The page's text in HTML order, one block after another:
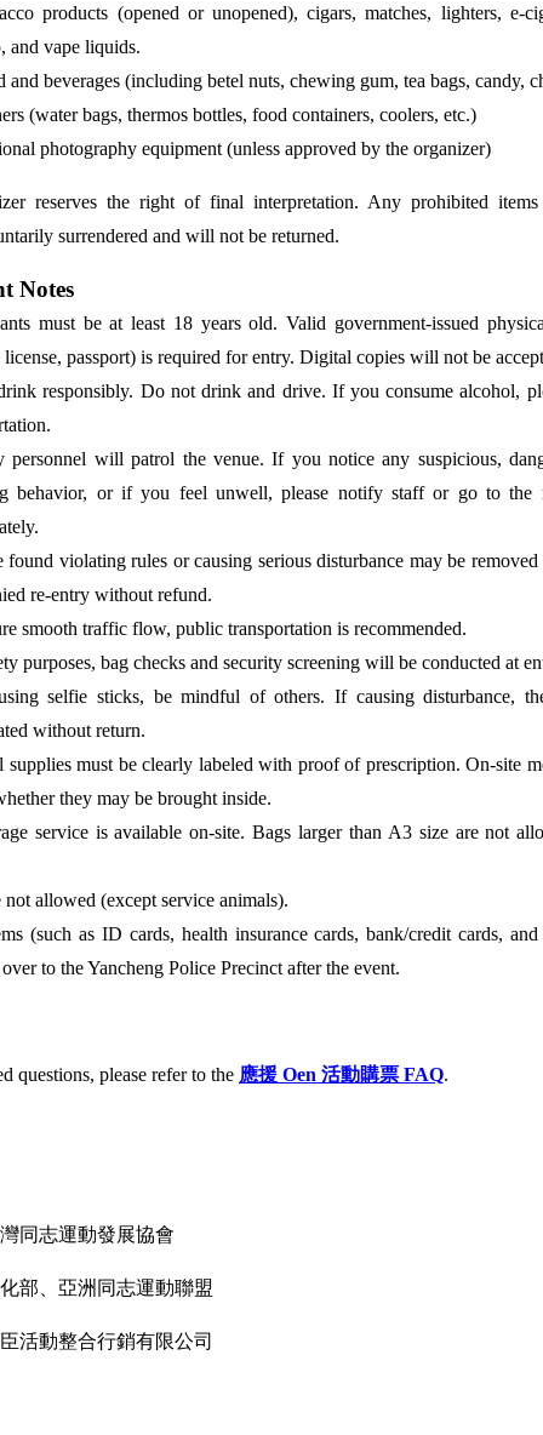
products (opened or unopened), cigars, matches, lighters, e-
and vape liquids.
beverages (including betel nuts, chewing gum, tea bags, candy,
(water bags, thermos bottles, food containers, coolers, etc.)
photography equipment (unless approved by the organizer)
reserves the right of final interpretation. Any prohibited
surrendered and will not be returned.
Notes
must be at least 18 years old. Valid government-issued
license, passport) is required for entry. Digital copies will not be
responsibly. Do not drink and drive. If you consume alcohol,
personnel will patrol the venue. If you notice any suspicious,
behavior, or if you feel unwell, please notify staff or go to the
found violating rules or causing serious disturbance may be
re-entry without refund.
smooth traffic flow, public transportation is recommended.
purposes, bag checks and security screening will be conducted at
selfie sticks, be mindful of others. If causing disturbance,
without return.
supplies must be clearly labeled with proof of prescription. On-site
they may be brought inside.
service is available on-site. Bags larger than A3 size are not
not allowed (except service animals).
(such as ID cards, health insurance cards, bank/credit cards,
to the Yancheng Police Precinct after the event.
questions, please refer to the 應援 Oen 活動購票 FAQ.
同志運動發展協會
部、亞洲同志運動聯盟
活動整合行銷有限公司